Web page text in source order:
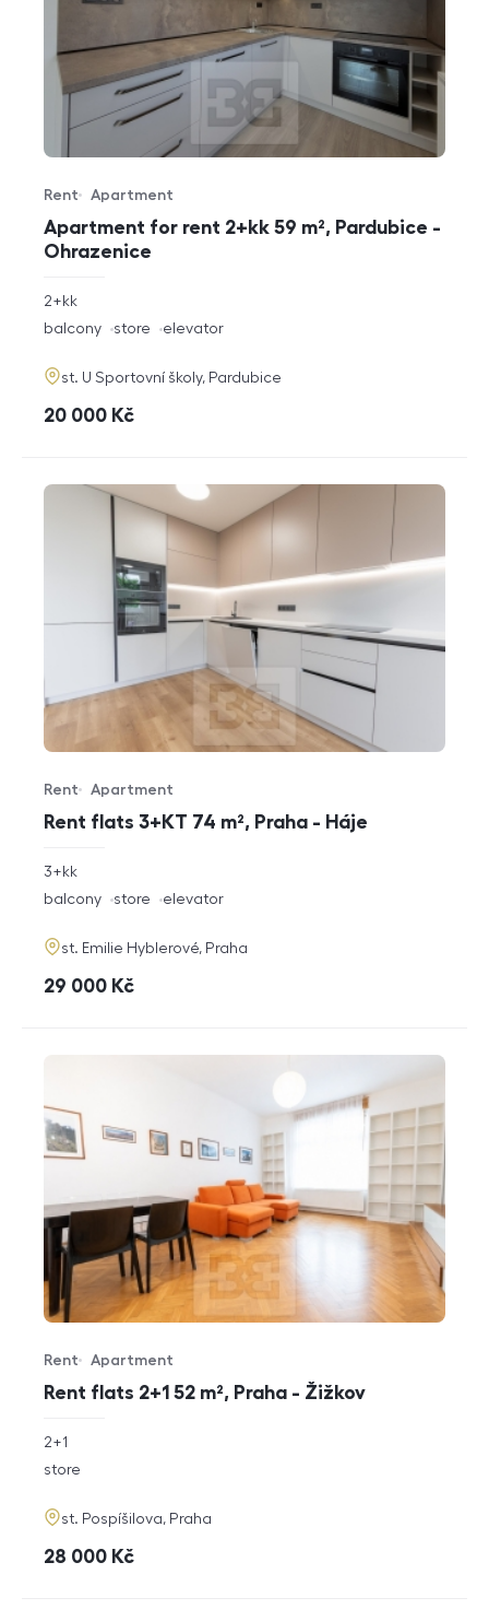
Apartment for rent 2+kk 59 m², Pardubice -
Ohrazenice
Offer type
Rent
Property type
Apartment
rozměry
disposition
2+kk
funkce
balcony store elevator
adresa
st. U Sportovní školy, Pardubice
cena
20 000 Kč
Rent flats 3+KT 74 m², Praha - Háje
Offer type
Rent
Property type
Apartment
rozměry
3+kk
funkce
balcony store elevator
adresa
st. Emilie Hyblerové, Praha
cena
29 000 Kč
Rent flats 2+1 52 m², Praha - Žižkov
Offer type
Rent
Property type
Apartment
rozměry
2+1
funkce
store
adresa
st. Pospíšilova, Praha
cena
28 000 Kč